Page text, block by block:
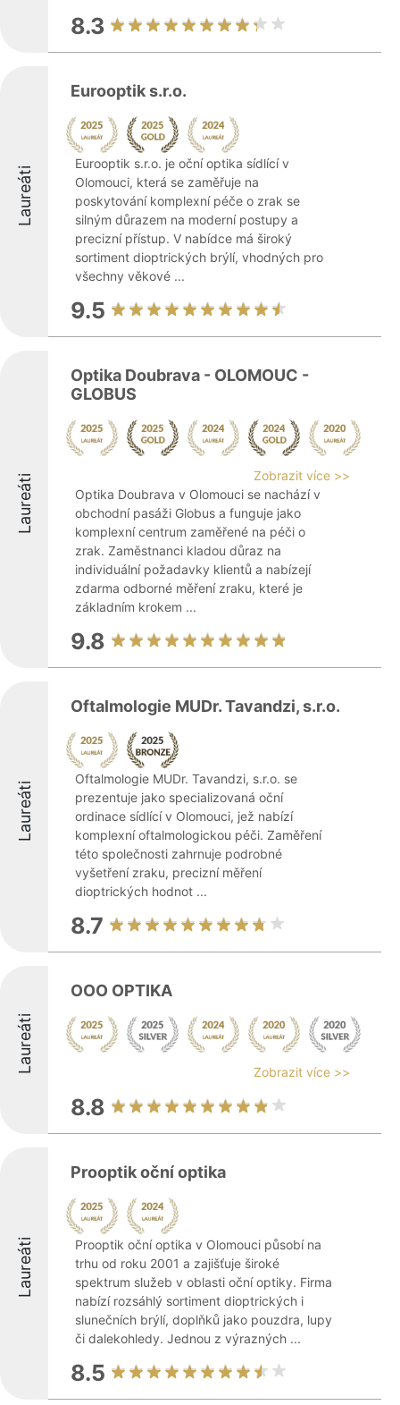
8.3
Laureáti
Eurooptik s.r.o.
Eurooptik s.r.o. je oční optika sídlící v
Olomouci, která se zaměřuje na
poskytování komplexní péče o zrak se
silným důrazem na moderní postupy a
precizní přístup. V nabídce má široký
sortiment dioptrických brýlí, vhodných pro
všechny věkové ...
9.5
Laureáti
Optika Doubrava - OLOMOUC -
GLOBUS
Zobrazit více >>
Optika Doubrava v Olomouci se nachází v
obchodní pasáži Globus a funguje jako
komplexní centrum zaměřené na péči o
zrak. Zaměstnanci kladou důraz na
individuální požadavky klientů a nabízejí
zdarma odborné měření zraku, které je
základním krokem ...
9.8
Laureáti
Oftalmologie MUDr. Tavandzi, s.r.o.
Oftalmologie MUDr. Tavandzi, s.r.o. se
prezentuje jako specializovaná oční
ordinace sídlící v Olomouci, jež nabízí
komplexní oftalmologickou péči. Zaměření
této společnosti zahrnuje podrobné
vyšetření zraku, precizní měření
dioptrických hodnot ...
8.7
Laureáti
OOO OPTIKA
Zobrazit více >>
8.8
Laureáti
Prooptik oční optika
Prooptik oční optika v Olomouci působí na
trhu od roku 2001 a zajišťuje široké
spektrum služeb v oblasti oční optiky. Firma
nabízí rozsáhlý sortiment dioptrických i
slunečních brýlí, doplňků jako pouzdra, lupy
či dalekohledy. Jednou z výrazných ...
8.5